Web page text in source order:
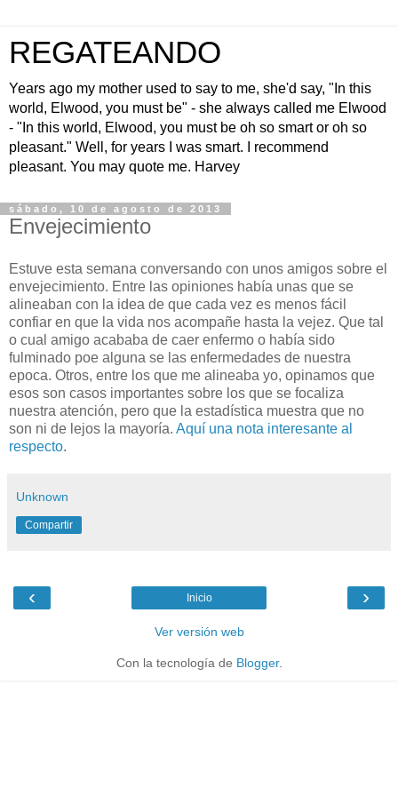
REGATEANDO
Years ago my mother used to say to me, she'd say, "In this
world, Elwood, you must be" - she always called me Elwood
- "In this world, Elwood, you must be oh so smart or oh so
pleasant." Well, for years I was smart. I recommend
pleasant. You may quote me. Harvey
sábado, 10 de agosto de 2013
Envejecimiento
Estuve esta semana conversando con unos amigos sobre el
envejecimiento. Entre las opiniones había unas que se
alineaban con la idea de que cada vez es menos fácil
confiar en que la vida nos acompañe hasta la vejez. Que tal
o cual amigo acababa de caer enfermo o había sido
fulminado poe alguna se las enfermedades de nuestra
epoca. Otros, entre los que me alineaba yo, opinamos que
esos son casos importantes sobre los que se focaliza
nuestra atención, pero que la estadística muestra que no
son ni de lejos la mayoría. Aquí una nota interesante al
respecto.
Unknown
Compartir
‹ ›
Inicio
Ver versión web
Con la tecnología de Blogger.